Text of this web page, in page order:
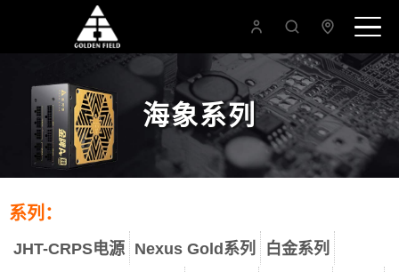
海象系列
系列：
JHT-CRPS电源 Nexus Gold系列
白金系列